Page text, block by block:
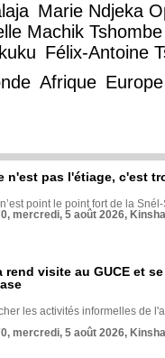
Marie Ndjeka
Machik Tshombe
Félix-Antoine
Afrique Europe
n'est pas l'étiage, c'est
point le point fort de la
mercredi, 5 août 2026,
rend visite au GUCE et
les activités informelles de
mercredi, 5 août 2026,